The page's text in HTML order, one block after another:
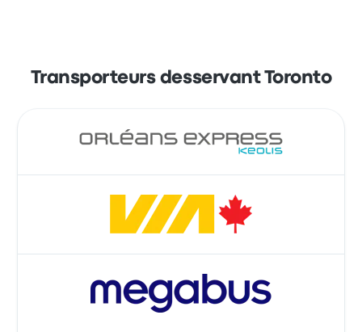
Transporteurs desservant Toronto